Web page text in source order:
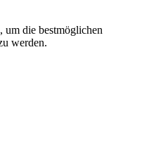
die bestmöglichen
werden.